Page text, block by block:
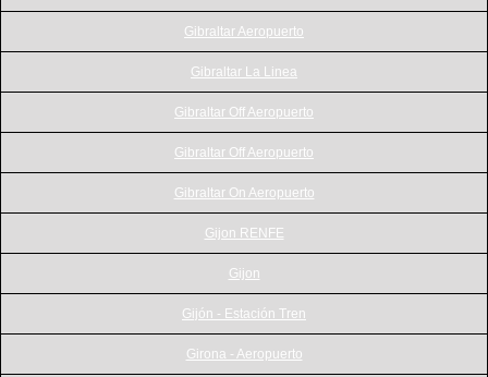
Gibraltar Aeropuerto
Gibraltar La Linea
Gibraltar Off Aeropuerto
Gibraltar Off Aeropuerto
Gibraltar On Aeropuerto
Gijon RENFE
Gijon
Gijón - Estación Tren
Girona - Aeropuerto